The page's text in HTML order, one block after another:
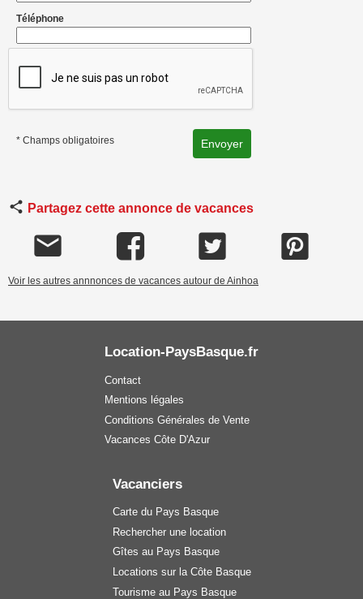
Téléphone
* Champs obligatoires
Partagez cette annonce de vacances
Voir les autres annnonces de vacances autour de Ainhoa
Location-PaysBasque.fr
Contact
Mentions légales
Conditions Générales de Vente
Vacances Côte D'Azur
Vacanciers
Carte du Pays Basque
Rechercher une location
Gîtes au Pays Basque
Locations sur la Côte Basque
Tourisme au Pays Basque